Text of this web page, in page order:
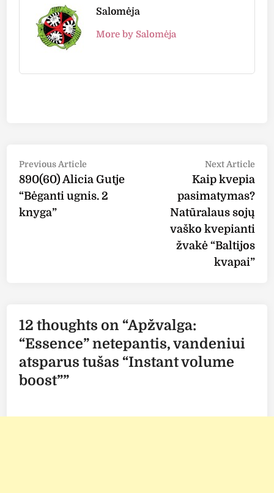
Salomėja
More by Salomėja
Post
navigation
Previous Article
article:
890(60) Alicia Gutje
“Bėganti ugnis. 2
knyga”
Next Article
Kaip kvepia
pasimatymas?
Natūralaus sojų
vaško kvepianti
žvakė “Baltijos
kvapai”
12 thoughts on “Apžvalga:
“Essence” netepantis, vandeniui
atsparus tušas “Instant volume
boost””